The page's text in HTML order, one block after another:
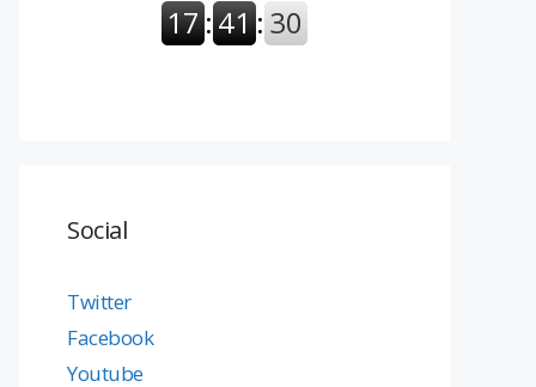
Social
Twitter
Facebook
Youtube